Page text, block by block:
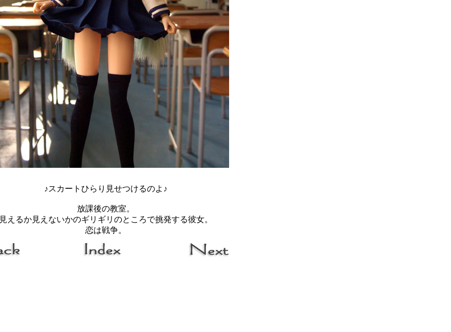
♪スカートひらり見せつけるのよ♪
放課後の教室。
見えるか見えないかのギリギリのところで挑発する彼女。
恋は戦争。